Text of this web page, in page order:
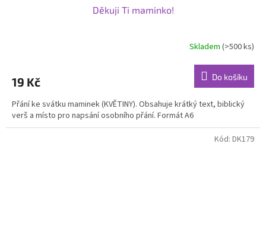
Děkuji Ti maminko!
Skladem (>500 ks)
19 Kč Do košíku
Přání ke svátku maminek (KVĚTINY). Obsahuje krátký text, biblický
verš a místo pro napsání osobního přání. Formát A6
Kód: DK179